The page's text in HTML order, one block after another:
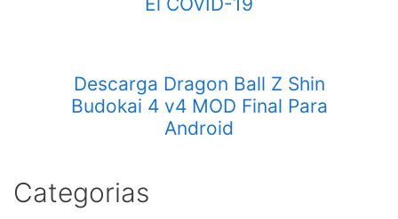
Descarga Dragon Ball Z Shin
Budokai 4 v4 MOD Final Para
Android
Categorias